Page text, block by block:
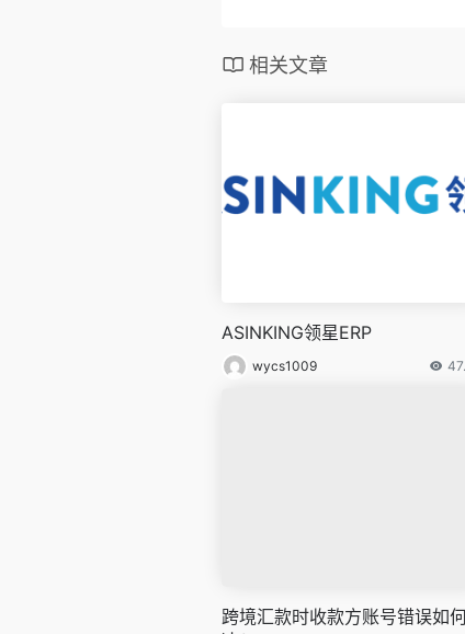
相关文章
ASINKING领星ERP
wycs1009
跨境汇款时收款方账号错误如